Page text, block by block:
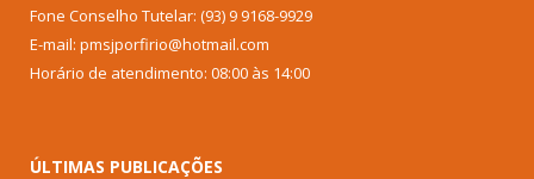
Fone Conselho Tutelar: (93) 9 9168-9929
E-mail: pmsjporfirio@hotmail.com
Horário de atendimento: 08:00 às 14:00
ÚLTIMAS PUBLICAÇÕES